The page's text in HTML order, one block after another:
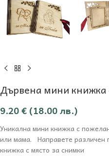
Дървена мини
9.20€ (18.00 лв.)
Уникална мини книжка с
или мама. Направете различен
книжка с място за снимки